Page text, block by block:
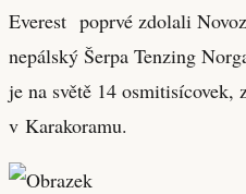
Everest poprvé zdolali
nepálský Šerpa Tenzing
je na světě 14
v Karakoramu.